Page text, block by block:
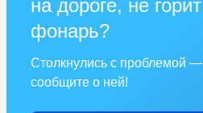
на дороге, не горит
фонарь?
Столкнулись с проблемой —
сообщите о ней!